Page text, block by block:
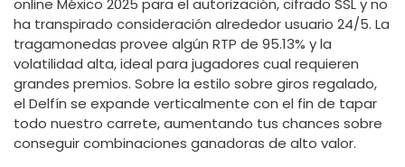
online México 2025 para el autorización, cifrado SSL y no
ha transpirado consideración alrededor usuario 24/5. La
tragamonedas provee algún RTP de 95.13% y la
volatilidad alta, ideal para jugadores cual requieren
grandes premios. Sobre la estilo sobre giros regalado,
el Delfín se expande verticalmente con el fin de tapar
todo nuestro carrete, aumentando tus chances sobre
conseguir combinaciones ganadoras de alto valor.